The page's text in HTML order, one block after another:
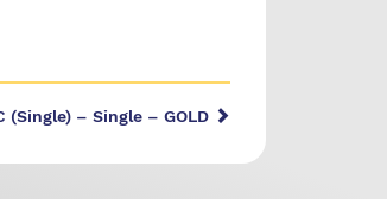
– Single – GOLD